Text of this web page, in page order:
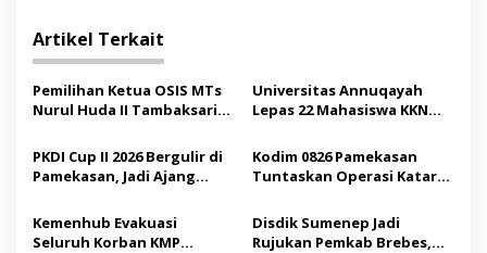
g
a
s
i
p
o
s
Artikel Terkait
Pemilihan Ketua OSIS MTs
Nurul Huda II Tambaksari
Demokrasi bagi Siswa
Universitas Annuqayah
Lepas 22 Mahasiswa KKN
Saudi
PKDI Cup II 2026 Bergulir di
Pamekasan, Jadi Ajang
Madura
Kodim 0826 Pamekasan
Tuntaskan Operasi Katarak
Tindakan Medis
Kemenhub Evakuasi
Seluruh Korban KMP
Disdik Sumenep Jadi
Rujukan Pemkab Brebes,